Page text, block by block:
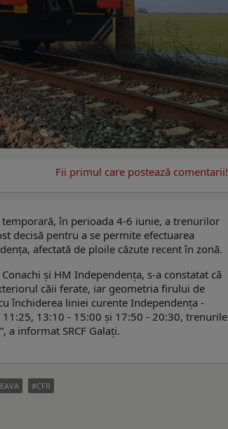
Fii primul care postează comentarii!
temporară, în perioada 4-6 iunie, a trenurilor
decisă pentru a se permite efectuarea
afectată de ploile căzute recent în zonă.
și HM Independența, s-a constatat că
căii ferate, iar geometria firului de
închiderea liniei curente Independența -
13:10 - 15:00 și 17:50 - 20:30, trenurile
a informat SRCF Galați.
CFR